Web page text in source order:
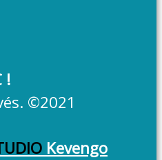
!
©2021
Kevengo